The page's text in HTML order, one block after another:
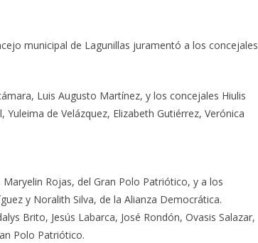
municipal de Lagunillas juramentó a los concejales
Luis Augusto Martínez, y los concejales Hiulis
de Velázquez, Elizabeth Gutiérrez, Verónica
Rojas, del Gran Polo Patriótico, y a los
y Noralith Silva, de la Alianza Democrática.
Brito, Jesús Labarca, José Rondón, Ovasis Salazar,
Polo Patriótico.